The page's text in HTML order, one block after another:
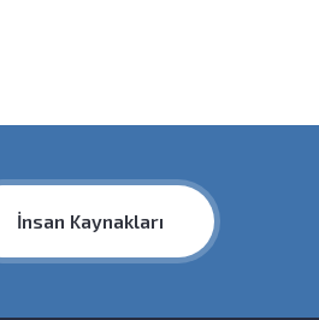
İnsan Kaynakları